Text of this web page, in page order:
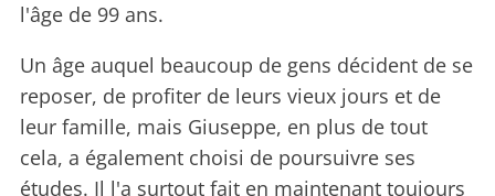
l'âge de 99 ans.
Un âge auquel beaucoup de gens décident de se
reposer, de profiter de leurs vieux jours et de
leur famille, mais Giuseppe, en plus de tout
cela, a également choisi de poursuivre ses
études. Il l'a surtout fait en maintenant toujours